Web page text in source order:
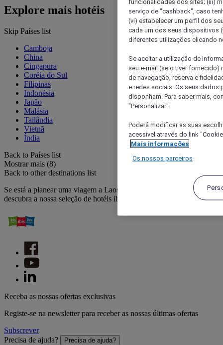
Explore mais hotéis
Skip Países list
Camboja
China
Cingapura
Coréia do Sul
Filipinas
Indonésia
Japão
Malásia
Tailândia
Vietnã
Índia
Back to Países list
Mostrar mais (8)
Back to other destinations list
Se está a planear uma viagem a Laos para férias ou negócios,
descubra a nossa seleção de hotéis ibis.
Receba as nossas ofertas exclusivas
Registe-se na newsletter para receber as nossas últimas ofertas
Subscrever
Precisa de ajuda?
Precisa de ajuda?
serviço de "cashback", caso
(vi) estabelecer um perfil dos
cada um dos seus dispositivos
diferentes utilizações clicando
Se aceitar a utilização de
seu e-mail (se o tiver
de navegação, reserva e
e redes sociais. Os seus dados
disponham. Para saber mais,
"Personalizar".
Poderá modificar as suas
acessível através do link
Mais informações
Os nossos parceiros